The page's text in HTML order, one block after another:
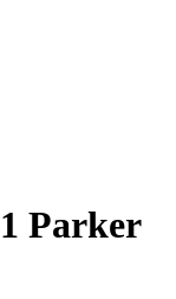
Parker